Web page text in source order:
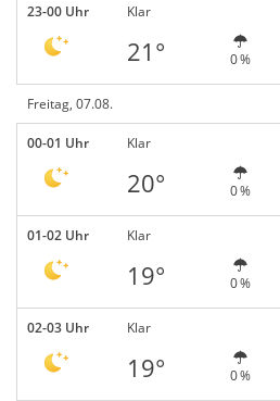
23-00 Uhr Klar
21° 0 %
Freitag, 07.08.
00-01 Uhr Klar
20° 0 %
01-02 Uhr Klar
19° 0 %
02-03 Uhr Klar
19° 0 %